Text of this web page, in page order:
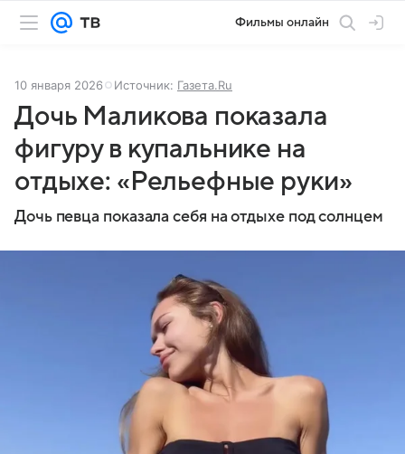
Фильмы онлайн
10 января 2026 Источник: Газета.Ru
Дочь Маликова показала
фигуру в купальнике на
отдыхе: «Рельефные руки»
Дочь певца показала себя на отдыхе под солнцем